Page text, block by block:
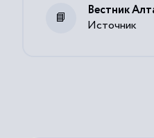
Источник
Вестник